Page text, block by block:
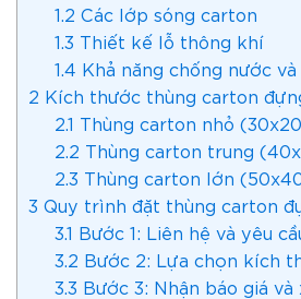
1.2 Các lớp sóng carton
1.3 Thiết kế lỗ thông khí
1.4 Khả năng chống nước
2 Kích thước thùng carton
2.1 Thùng carton nhỏ
2.2 Thùng carton trung
2.3 Thùng carton lớn
3 Quy trình đặt thùng carton
3.1 Bước 1: Liên hệ và yêu
3.2 Bước 2: Lựa chọn kích
3.3 Bước 3: Nhận báo giá và